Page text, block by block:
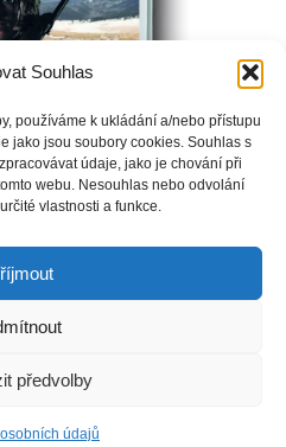
Souhlas
používáme k ukládání a/nebo přístupu
jako jsou soubory cookies. Souhlas s
údaje, jako je chování při
webu. Nesouhlas nebo odvolání
vlastnosti a funkce.
předvolby
údajů
SEO